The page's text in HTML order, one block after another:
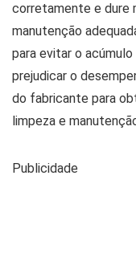
corretamente e dure
manutenção
para evitar o
prejudicar o
do fabricante para
limpeza e
Publicidade